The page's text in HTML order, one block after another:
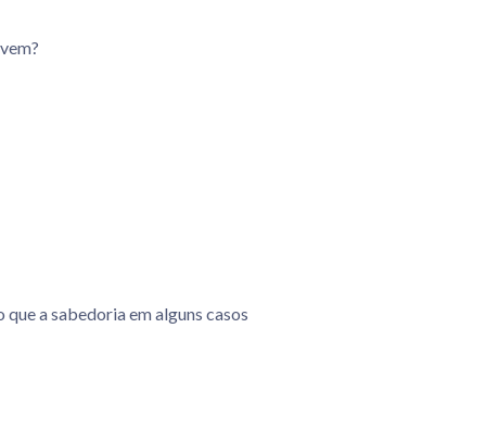
a sabedoria em alguns casos